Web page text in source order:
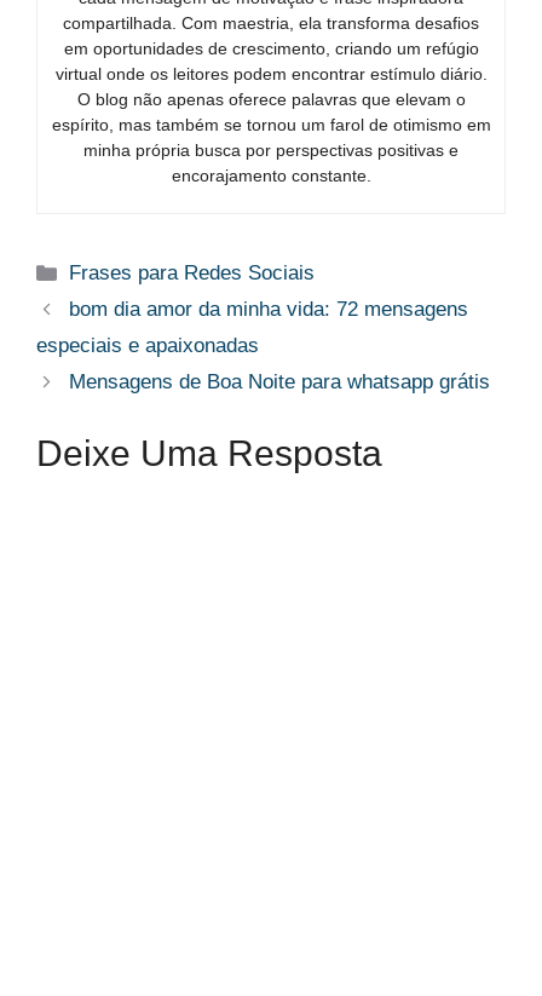
compartilhada. Com maestria, ela transforma desafios
em oportunidades de crescimento, criando um refúgio
virtual onde os leitores podem encontrar estímulo diário.
O blog não apenas oferece palavras que elevam o
espírito, mas também se tornou um farol de otimismo em
minha própria busca por perspectivas positivas e
encorajamento constante.
Categorias
Frases para Redes Sociais
bom dia amor da minha vida​: 72 mensagens
especiais e apaixonadas
Mensagens de Boa Noite para whatsapp grátis​
Deixe Uma Resposta